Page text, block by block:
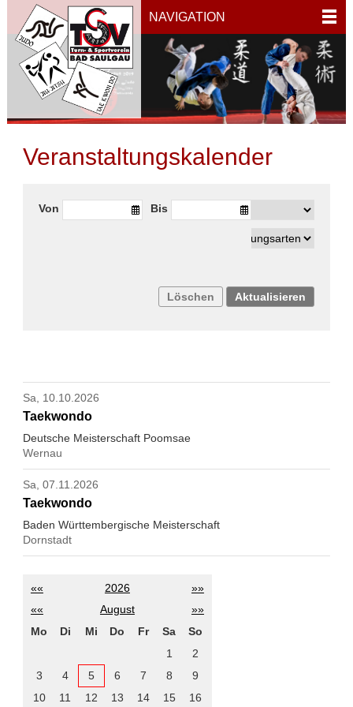
NAVIGATION
Veranstaltungskalender
Von Bis
Löschen Aktualisieren
Sa, 10.10.2026
Taekwondo
Deutsche Meisterschaft Poomsae
Wernau
Sa, 07.11.2026
Taekwondo
Baden Württembergische Meisterschaft
Dornstadt
«« 2026
»»
««
August
»»
Mo
Di Mi Do Fr Sa
So
1
2
3
4 5 6 7 8
9
10
11 12 13 14 15 16